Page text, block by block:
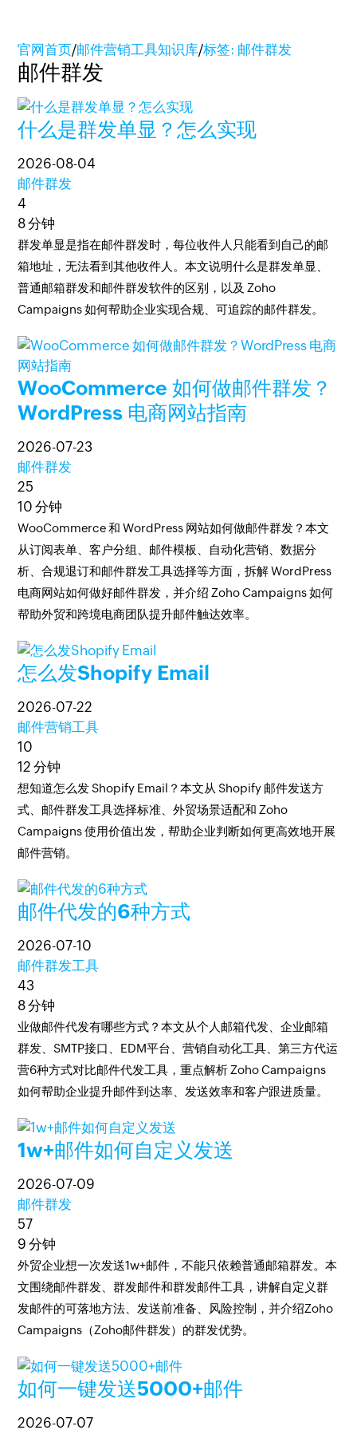
官网首页/邮件营销工具知识库/标签: 邮件群发
邮件群发
什么是群发单显？怎么实现
2026-08-04
邮件群发
4
8 分钟
群发单显是指在邮件群发时，每位收件人只能看到自己的邮
箱地址，无法看到其他收件人。本文说明什么是群发单显、
普通邮箱群发和邮件群发软件的区别，以及 Zoho
Campaigns 如何帮助企业实现合规、可追踪的邮件群发。
WooCommerce 如何做邮件群发？
WordPress 电商网站指南
2026-07-23
邮件群发
25
10 分钟
WooCommerce 和 WordPress 网站如何做邮件群发？本文
从订阅表单、客户分组、邮件模板、自动化营销、数据分
析、合规退订和邮件群发工具选择等方面，拆解 WordPress
电商网站如何做好邮件群发，并介绍 Zoho Campaigns 如何
帮助外贸和跨境电商团队提升邮件触达效率。
怎么发Shopify Email
2026-07-22
邮件营销工具
10
12 分钟
想知道怎么发 Shopify Email？本文从 Shopify 邮件发送方
式、邮件群发工具选择标准、外贸场景适配和 Zoho
Campaigns 使用价值出发，帮助企业判断如何更高效地开展
邮件营销。
邮件代发的6种方式
2026-07-10
邮件群发工具
43
8 分钟
业做邮件代发有哪些方式？本文从个人邮箱代发、企业邮箱
群发、SMTP接口、EDM平台、营销自动化工具、第三方代运
营6种方式对比邮件代发工具，重点解析 Zoho Campaigns
如何帮助企业提升邮件到达率、发送效率和客户跟进质量。
1w+邮件如何自定义发送
2026-07-09
邮件群发
57
9 分钟
外贸企业想一次发送1w+邮件，不能只依赖普通邮箱群发。本
文围绕邮件群发、群发邮件和群发邮件工具，讲解自定义群
发邮件的可落地方法、发送前准备、风险控制，并介绍Zoho
Campaigns（Zoho邮件群发）的群发优势。
如何一键发送5000+邮件
2026-07-07